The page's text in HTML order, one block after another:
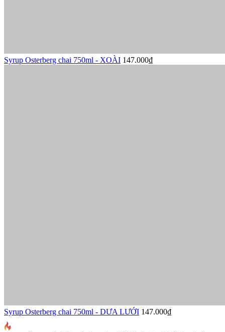
Syrup Osterberg chai 750ml - XOÀI 147.000₫
Syrup Osterberg chai 750ml - DƯA LƯỚI 147.000₫